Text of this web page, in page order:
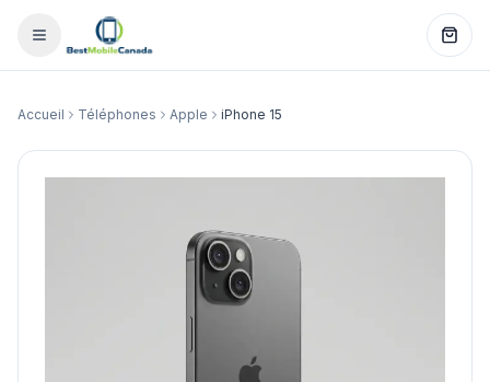
Accueil Téléphones Apple iPhone 15